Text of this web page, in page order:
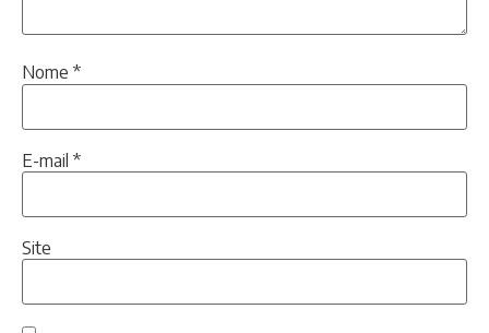
Nome *
E-mail *
Site